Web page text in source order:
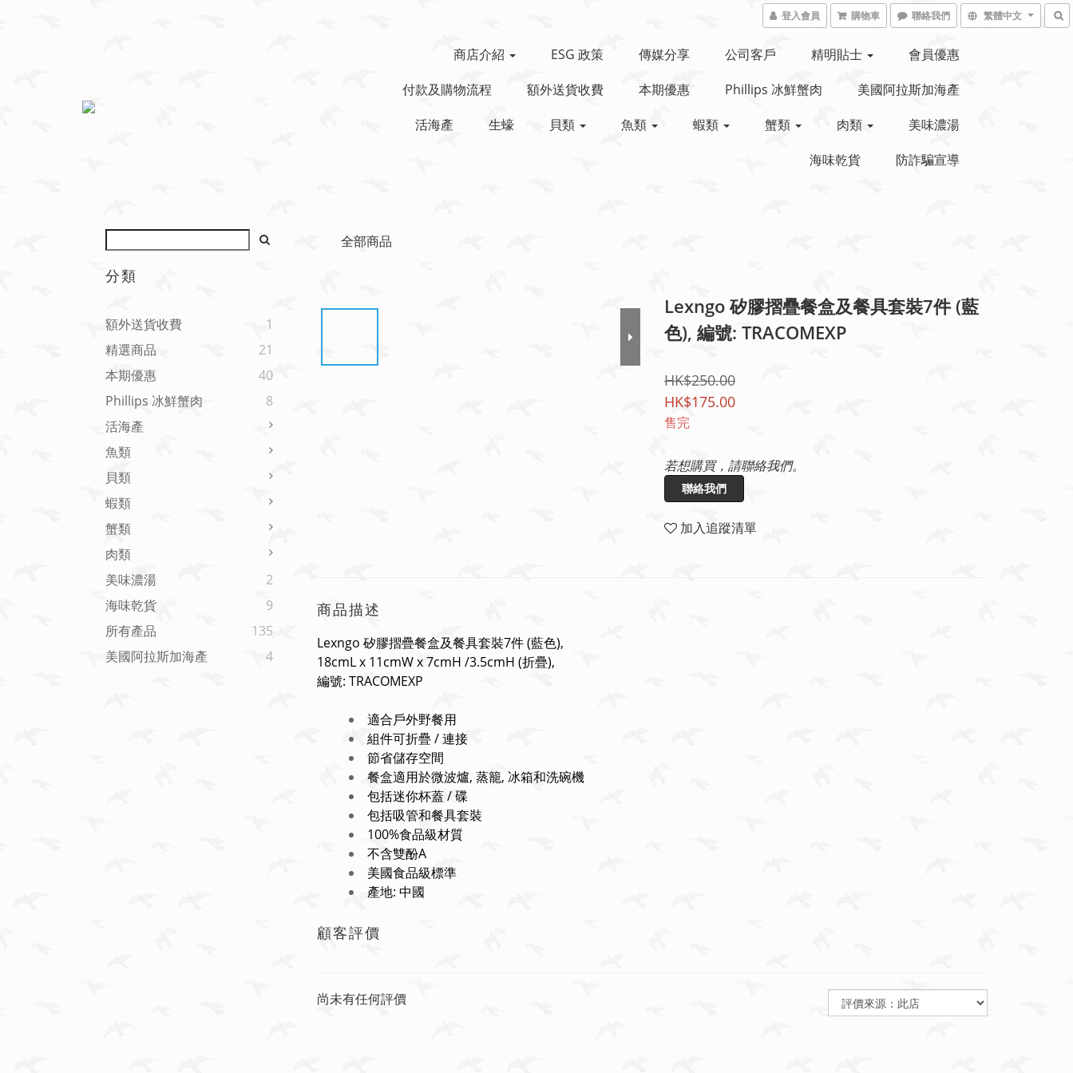
登入會員 購物車 聯絡我們 繁體中文
商店介紹 ESG 政策 傳媒分享 公司客戶 精明貼士
會員優惠
付款及購物流程
額外送貨收費 本期優惠 Phillips 冰鮮蟹肉
美國阿拉斯加海產
活海產
生蠔 貝類 魚類 蝦類 蟹類 肉類
美味濃湯
海味乾貨
防詐騙宣導
分類
額外送貨收費
1
精選商品
21
本期優惠
40
Phillips 冰鮮蟹肉
8
活海產
魚類
貝類
蝦類
蟹類
肉類
美味濃湯
2
海味乾貨
9
所有產品
135
美國阿拉斯加海產
4
全部商品
Lexngo 矽膠摺疊餐盒及餐具套裝7件 (藍
色), 編號: TRACOMEXP
HK$250.00
HK$175.00
售完
若想購買，請聯絡我們。
聯絡我們
加入追蹤清單
商品描述
Lexngo 矽膠摺疊餐盒及餐具套裝7件 (藍色),
18cmL x 11cmW x 7cmH /3.5cmH (折疊),
編號: TRACOMEXP
適合戶外野餐用
組件可折疊 / 連接
節省儲存空間
餐盒適用於微波爐, 蒸籠, 冰箱和洗碗機
包括迷你杯蓋 / 碟
包括吸管和餐具套裝
100%食品級材質
不含雙酚A
美國食品級標準
產地: 中國
顧客評價
尚未有任何評價